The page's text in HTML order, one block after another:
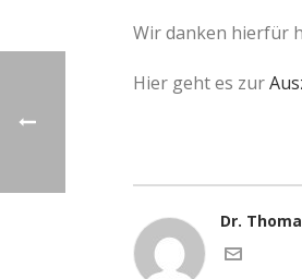
Wir danken hierfür
Hier geht es zur
Dr.